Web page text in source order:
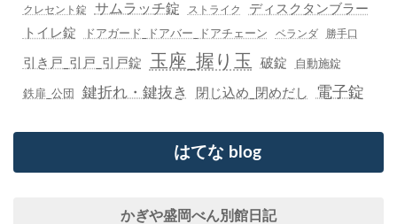
クレセント錠 サムラッチ錠 ストライク
ディスクタンブラー
トイレ錠
ドアガード_ドアバー_ドアチェーン ベランダ 勝手口
引き戸_引戸_引戸錠 玉座_握り玉 破錠 自動施錠
鉄扉_公団 鍵折れ・鍵抜き 閉じ込め_閉めだし 電子錠
はてな blog
かぎや盛岡べん別館日記